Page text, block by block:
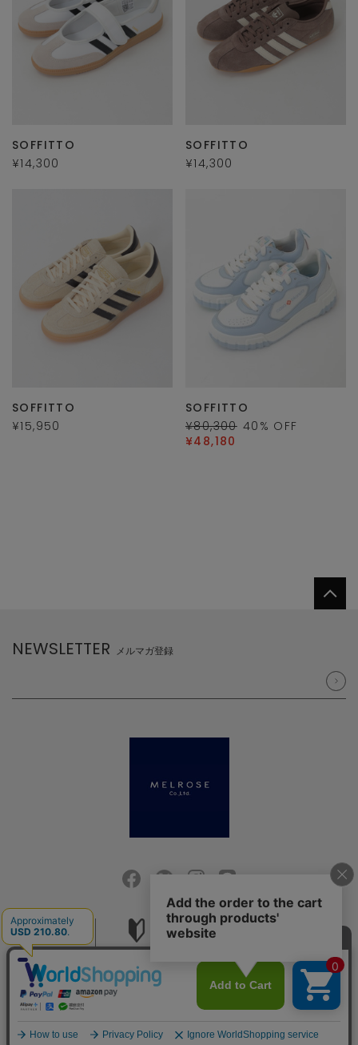
SOFFITTO
¥14,300
SOFFITTO
¥14,300
SOFFITTO
¥15,950
SOFFITTO
¥80,300 40 % OFF
¥48,180
NEWSLETTER メルマガ登録
会社概要 採用情報 お問い合せ
ご利用規約 特定商取引法に基づく表記
COPYRIGHT (C) MELROSE CO.,LTD.ALL RIGHTS RESERVED.